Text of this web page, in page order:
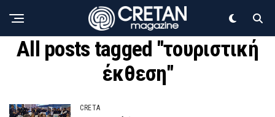
All posts tagged "τουριστική
έκθεση"
CRETA